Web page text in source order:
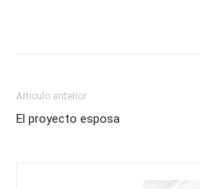
Artículo anterior
El proyecto esposa